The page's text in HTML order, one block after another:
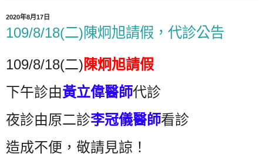
2020年8月17日
109/8/18(二)陳炯旭請假，代診公告
109/8/18(二)陳炯旭請假
下午診由黃立偉醫師代診
夜診由原二診李冠儀醫師看診
造成不便，敬請見諒！